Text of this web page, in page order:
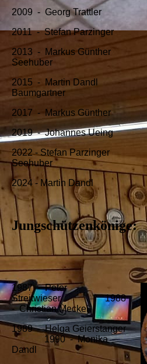
2009 - Georg Trattler
2011 - Stefan Parzinger
2013 - Markus Günther
Seehuber
2015 - Martin Dandl
Baumgartner
2017 - Markus Günther
2019 - Johannes Ueing
2022 - Stefan Parzinger
Seehuber
2024 - Martin Dandl
Jungschützenkönige:
1987 - Peter
Streitwieser1988
- Christian Meckel
1989 - Helga Geierstanger
1990 - Monika
Dandl